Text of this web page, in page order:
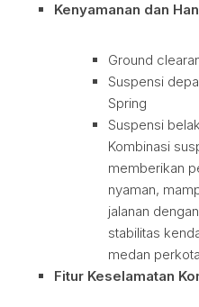
Kenyamanan dan
Ground
Suspensi
Spring
Suspensi
Kombinasi
memberikan
nyaman,
jalanan
stabilitas
medan
Fitur Keselamatan